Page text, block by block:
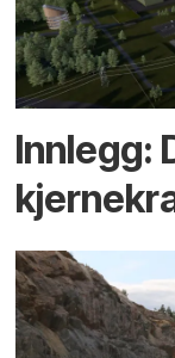
Innlegg: